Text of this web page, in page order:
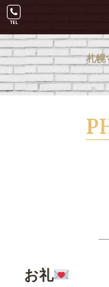
札幌
お礼